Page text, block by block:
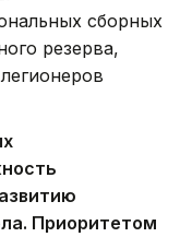
сборных
резерва,
Приоритетом